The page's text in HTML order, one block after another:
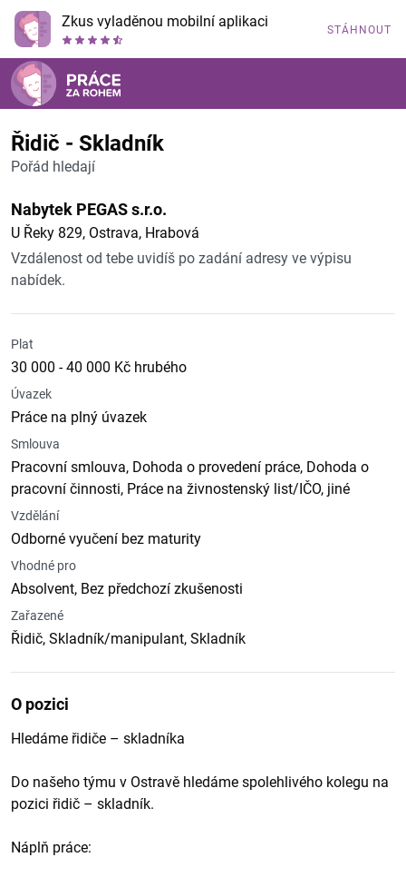
Zkus vyladěnou mobilní aplikaci STÁHNOUT
Řidič - Skladník
Pořád hledají
Nabytek PEGAS s.r.o.
U Řeky 829, Ostrava, Hrabová
Vzdálenost od tebe uvidíš po zadání adresy ve výpisu
nabídek.
Plat
30 000 - 40 000 Kč hrubého
Úvazek
Práce na plný úvazek
Smlouva
Pracovní smlouva, Dohoda o provedení práce, Dohoda o
pracovní činnosti, Práce na živnostenský list/IČO, jiné
Vzdělání
Odborné vyučení bez maturity
Vhodné pro
Absolvent, Bez předchozí zkušenosti
Zařazené
Řidič, Skladník/manipulant, Skladník
O pozici
Hledáme řidiče – skladníka
Do našeho týmu v Ostravě hledáme spolehlivého kolegu na
pozici řidič – skladník.
Náplň práce: